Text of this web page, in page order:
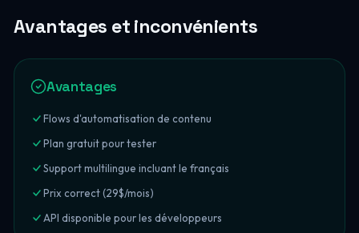
Avantages et inconvénients
Avantages
Flows d'automatisation de contenu
Plan gratuit pour tester
Support multilingue incluant le français
Prix correct (29$/mois)
API disponible pour les développeurs